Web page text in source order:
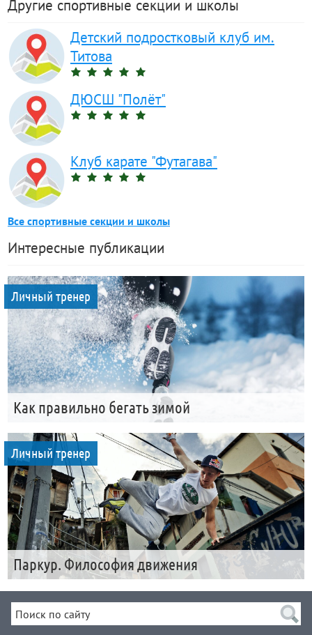
Другие спортивные секции и школы
Детский подростковый клуб им.
Титова
ДЮСШ "Полёт"
Клуб карате "Футагава"
Все спортивные секции и школы
Интересные публикации
Личный тренер
Как правильно бегать зимой
Личный тренер
Паркур. Философия движения